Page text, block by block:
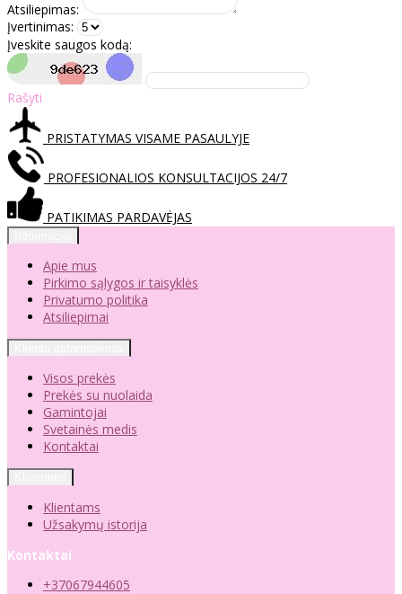
Atsiliepimas:
Įvertinimas:
Įveskite saugos kodą:
Rašyti
PRISTATYMAS VISAME PASAULYJE
PROFESIONALIOS KONSULTACIJOS 24/7
PATIKIMAS PARDAVĖJAS
Apie mus
Pirkimo sąlygos ir taisyklės
Privatumo politika
Atsiliepimai
Visos prekės
Prekės su nuolaida
Gamintojai
Svetainės medis
Kontaktai
Klientams
Užsakymų istorija
Kontaktai
+37067944605